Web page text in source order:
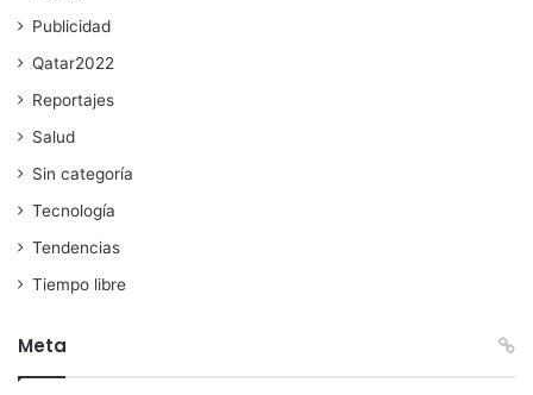
Publicidad
Qatar2022
Reportajes
Salud
Sin categoría
Tecnología
Tendencias
Tiempo libre
Meta